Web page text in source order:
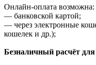
Онлайн-оплата возможна:
— банковской картой;
— через электронные
кошелек и др.);
Безналичный расчёт